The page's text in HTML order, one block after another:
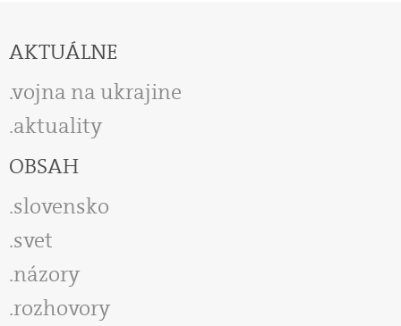
AKTUÁLNE
vojna na ukrajine
aktuality
OBSAH
slovensko
svet
názory
rozhovory